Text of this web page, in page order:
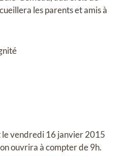
les parents et amis à
le vendredi 16 janvier 2015
ouvrira à compter de 9h.